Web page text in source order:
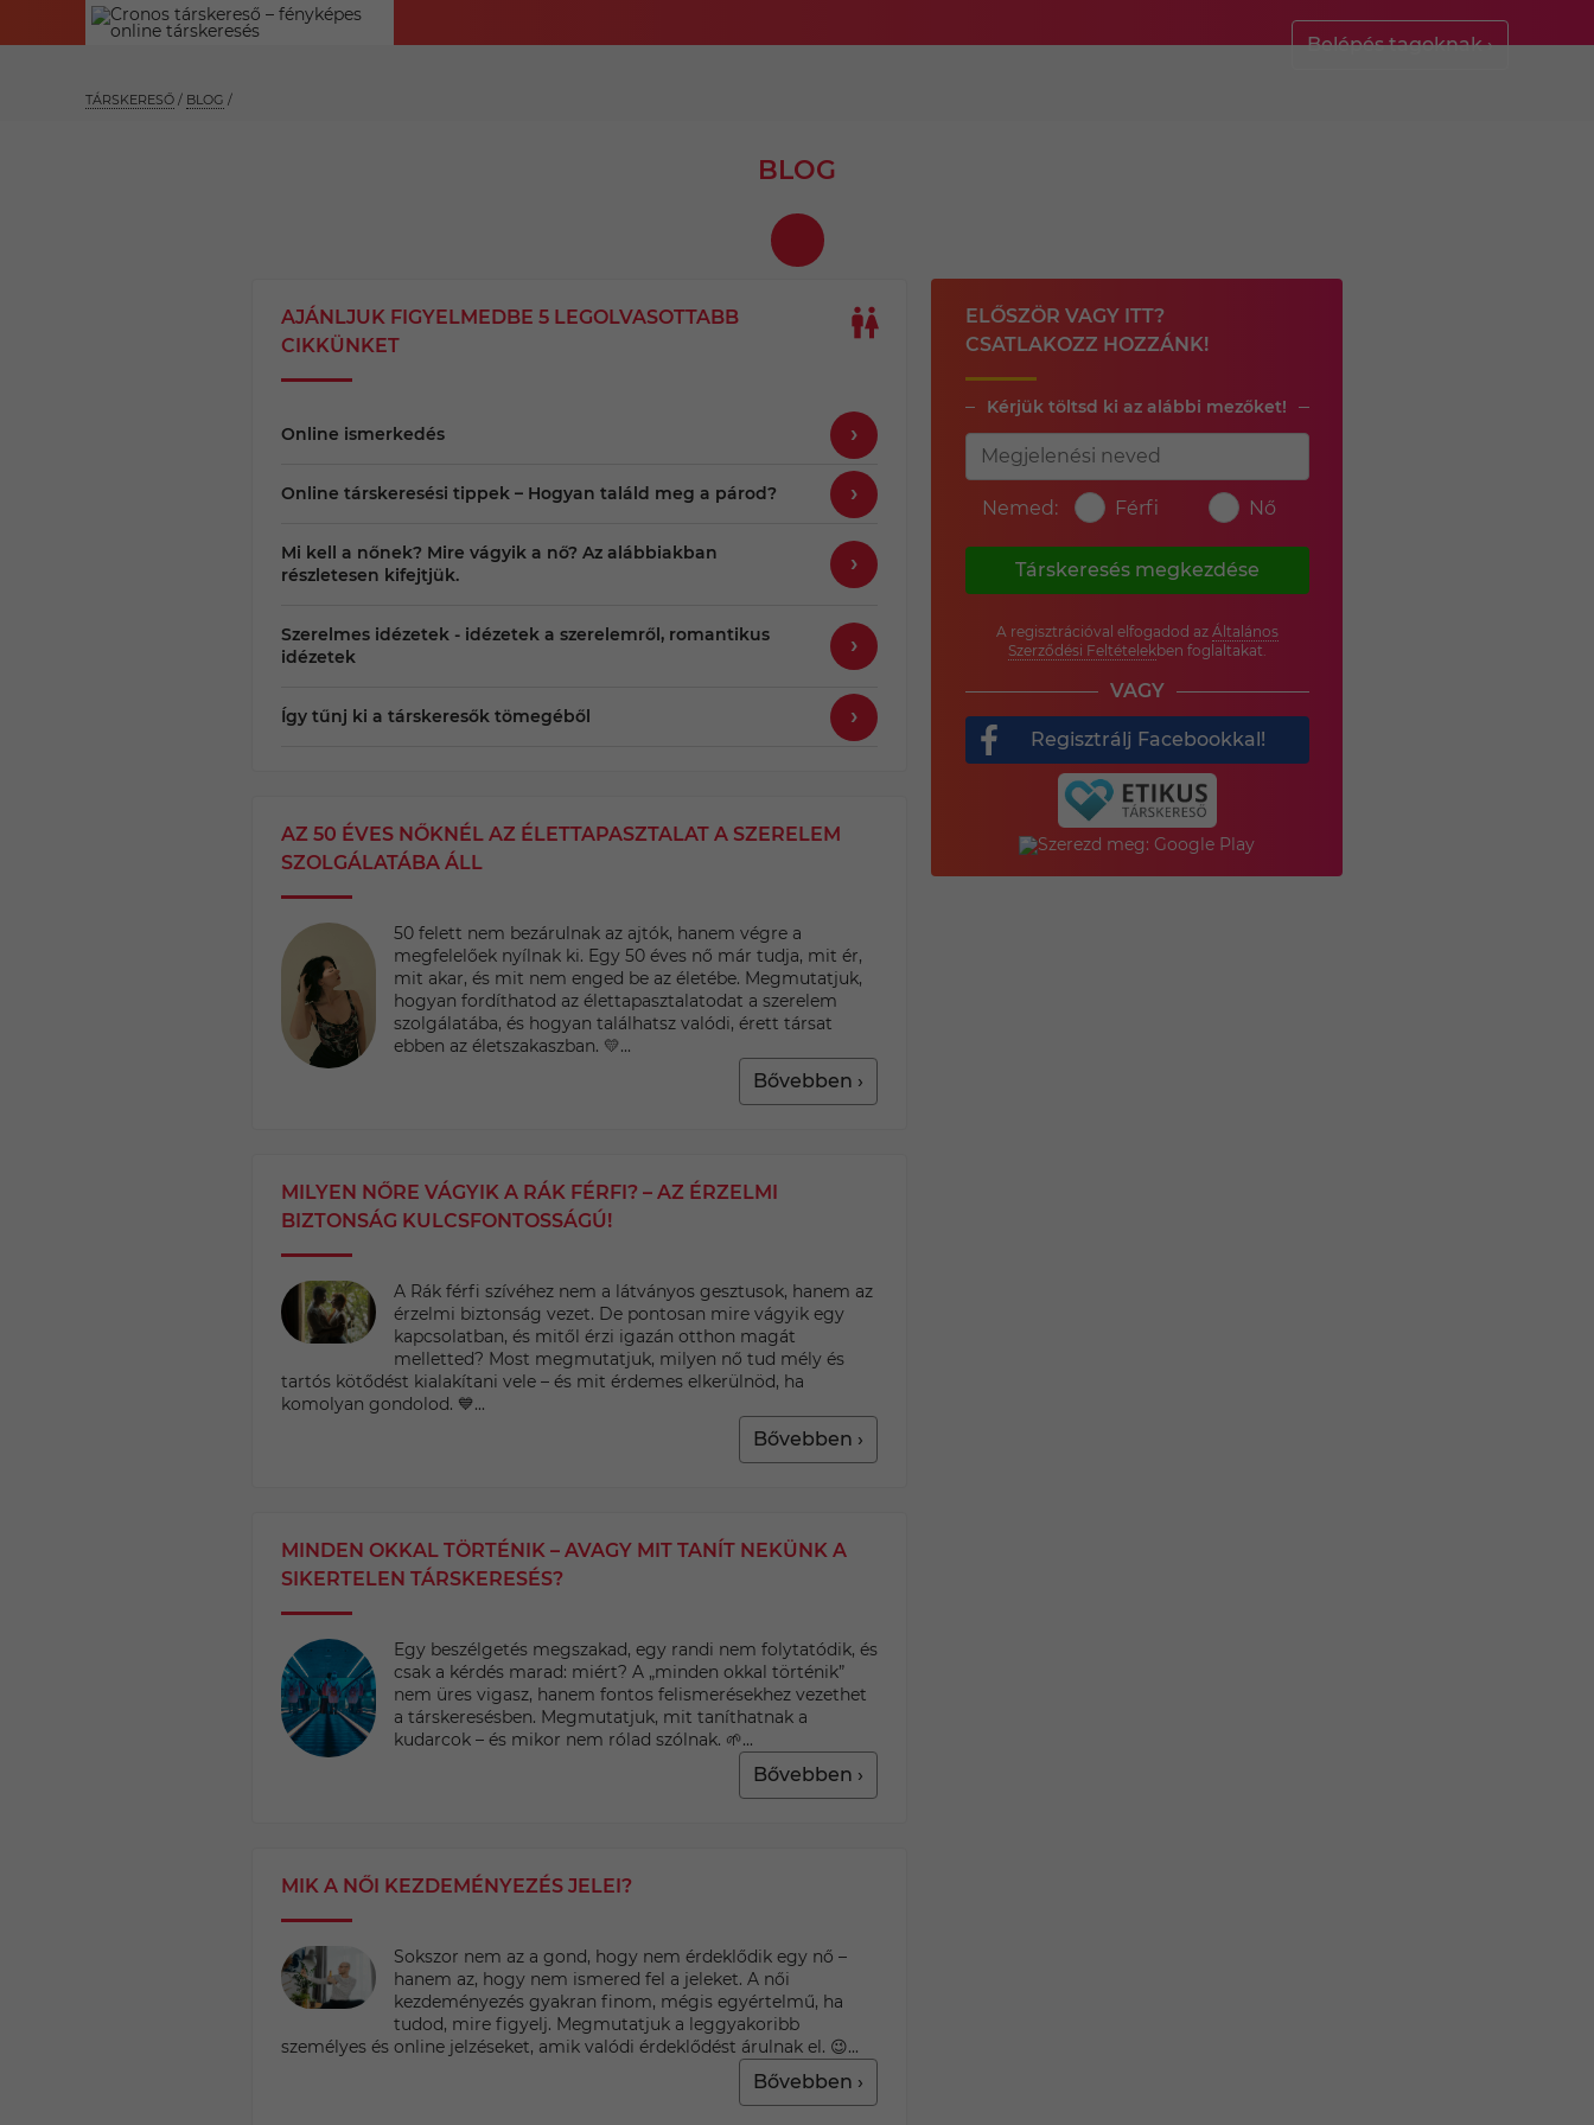
Belépés tagoknak ›
TÁRSKERESŐ / BLOG /
BLOG
AJÁNLJUK FIGYELMEDBE 5 LEGOLVASOTTABB
CIKKÜNKET
Online ismerkedés
Online társkeresési tippek – Hogyan találd meg a párod?
Mi kell a nőnek? Mire vágyik a nő? Az alábbiakban
részletesen kifejtjük.
Szerelmes idézetek - idézetek a szerelemről, romantikus
idézetek
Így tűnj ki a társkeresők tömegéből
ELŐSZÖR VAGY ITT?
CSATLAKOZZ HOZZÁNK!
Kérjük töltsd ki az alábbi mezőket!
Nemed: Férfi Nő
Társkeresés megkezdése
A regisztrációval elfogadod az Általános
Szerződési Feltételekben foglaltakat.
VAGY
Regisztrálj Facebookkal!
AZ 50 ÉVES NŐKNÉL AZ ÉLETTAPASZTALAT A SZERELEM
SZOLGÁLATÁBA ÁLL
50 felett nem bezárulnak az ajtók, hanem végre a
megfelelőek nyílnak ki. Egy 50 éves nő már tudja, mit ér,
mit akar, és mit nem enged be az életébe. Megmutatjuk,
hogyan fordíthatod az élettapasztalatodat a szerelem
szolgálatába, és hogyan találhatsz valódi, érett társat
ebben az életszakaszban. 💛...
Bővebben ›
MILYEN NŐRE VÁGYIK A RÁK FÉRFI? – AZ ÉRZELMI
BIZTONSÁG KULCSFONTOSSÁGÚ!
A Rák férfi szívéhez nem a látványos gesztusok, hanem az
érzelmi biztonság vezet. De pontosan mire vágyik egy
kapcsolatban, és mitől érzi igazán otthon magát
melletted? Most megmutatjuk, milyen nő tud mély és
tartós kötődést kialakítani vele – és mit érdemes elkerülnöd, ha
komolyan gondolod. 💙...
Bővebben ›
MINDEN OKKAL TÖRTÉNIK – AVAGY MIT TANÍT NEKÜNK A
SIKERTELEN TÁRSKERESÉS?
Egy beszélgetés megszakad, egy randi nem folytatódik, és
csak a kérdés marad: miért? A „minden okkal történik”
nem üres vigasz, hanem fontos felismerésekhez vezethet
a társkeresésben. Megmutatjuk, mit taníthatnak a
kudarcok – és mikor nem rólad szólnak. 🌱...
Bővebben ›
MIK A NŐI KEZDEMÉNYEZÉS JELEI?
Sokszor nem az a gond, hogy nem érdeklődik egy nő –
hanem az, hogy nem ismered fel a jeleket. A női
kezdeményezés gyakran finom, mégis egyértelmű, ha
tudod, mire figyelj. Megmutatjuk a leggyakoribb
személyes és online jelzéseket, amik valódi érdeklődést árulnak el. 😉...
Bővebben ›